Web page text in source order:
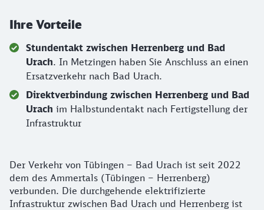
Ihre Vorteile
Stundentakt zwischen Herrenberg und Bad
Urach. In Metzingen haben Sie Anschluss an einen
Ersatzverkehr nach Bad Urach.
Direktverbindung zwischen Herrenberg und Bad
Urach im Halbstundentakt nach Fertigstellung der
Infrastruktur
Der Verkehr von Tübingen – Bad Urach ist seit 2022
dem des Ammertals (Tübingen – Herrenberg)
verbunden. Die durchgehende elektrifizierte
Infrastruktur zwischen Bad Urach und Herrenberg ist